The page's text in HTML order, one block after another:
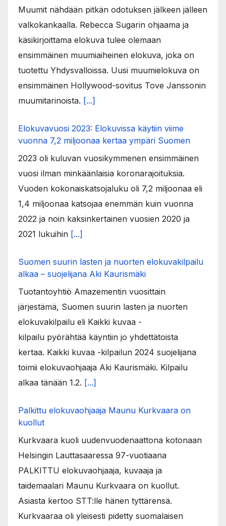
Muumit nähdään pitkän odotuksen jälkeen jälleen
valkokankaalla. Rebecca Sugarin ohjaama ja
käsikirjoittama elokuva tulee olemaan
ensimmäinen muumiaiheinen elokuva, joka on
tuotettu Yhdysvalloissa. Uusi muumielokuva on
ensimmäinen Hollywood-sovitus Tove Janssonin
muumitarinoista. [...]
Elokuvavuosi 2023: Elokuvissa käytiin viime
vuonna 7,2 miljoonaa kertaa ympäri Suomen
2023 oli kuluvan vuosikymmenen ensimmäinen
vuosi ilman minkäänlaisia koronarajoituksia.
Vuoden kokonaiskatsojaluku oli 7,2 miljoonaa eli
1,4 miljoonaa katsojaa enemmän kuin vuonna
2022 ja noin kaksinkertainen vuosien 2020 ja
2021 lukuihin [...]
Suomen suurin lasten ja nuorten elokuvakilpailu
alkaa – suojelijana Aki Kaurismäki
Tuotantoyhtiö Amazementin vuosittain
järjestämä, Suomen suurin lasten ja nuorten
elokuvakilpailu eli Kaikki kuvaa -
kilpailu pyörähtää käyntiin jo yhdettätoista
kertaa. Kaikki kuvaa -kilpailun 2024 suojelijana
toimii elokuvaohjaaja Aki Kaurismäki. Kilpailu
alkaa tänään 1.2. [...]
Palkittu elokuvaohjaaja Maunu Kurkvaara on
kuollut
Kurkvaara kuoli uudenvuodenaattona kotonaan
Helsingin Lauttasaaressa 97-vuotiaana
PALKITTU elokuvaohjaaja, kuvaaja ja
taidemaalari Maunu Kurkvaara on kuollut.
Asiasta kertoo STT:lle hänen tyttärensä.
Kurkvaaraa oli yleisesti pidetty suomalaisen